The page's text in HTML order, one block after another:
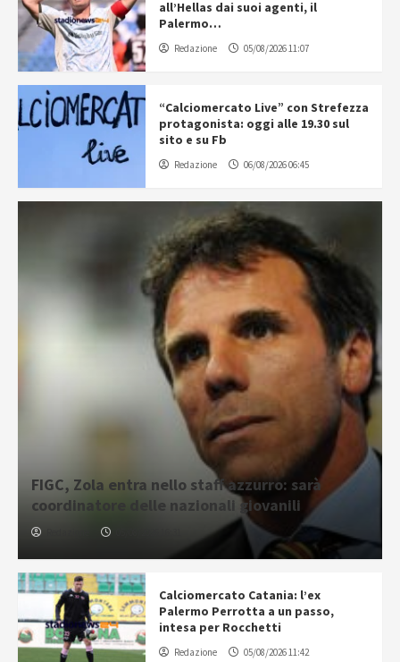
all’Hellas dai suoi agenti, il
Palermo…
Redazione 05/08/2026 11:07
“Calciomercato Live” con Strefezza
protagonista: oggi alle 19.30 sul
sito e su Fb
Redazione 06/08/2026 06:45
FIGC, Zola entra nello staff azzurro: sarà
coordinatore delle nazionali giovanili
Calciomercato Catania: l’ex
Palermo Perrotta a un passo,
intesa per Rocchetti
Redazione 05/08/2026 11:42